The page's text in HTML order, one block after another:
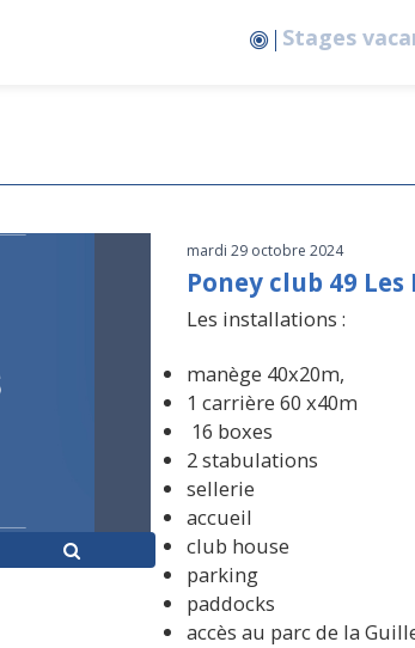
mardi 29 octobre 2024
Poney club 49 Les
Les installations :
manège 40x20m,
1 carrière 60 x40m
16 boxes
2 stabulations
sellerie
accueil
club house
parking
paddocks
accès au parc de la